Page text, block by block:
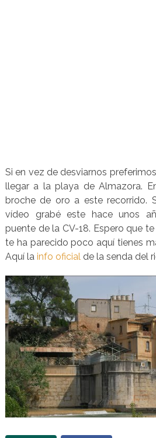
Si en vez de desviarnos
llegar a la playa de Almazora.
broche de oro a este recorrido.
vídeo grabé este hace unos
puente de la CV-18. Espero que
te ha parecido poco aquí tienes
Aquí la info oficialde la senda del